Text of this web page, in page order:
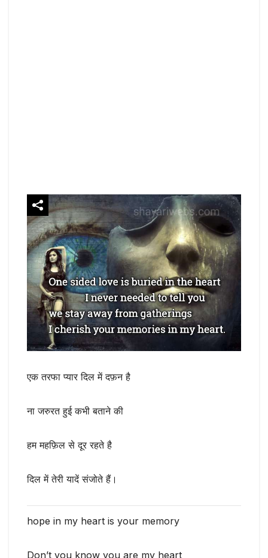
एक तरफा प्यार दिल में दफ़न है
ना जरुरत हुई कभी बताने की
हम महफ़िल से दूर रहते है
दिल में तेरी यादें संजोते हैं।
hope in my heart is your memory
Don’t you know you are my heart